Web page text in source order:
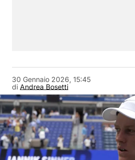
di Andrea Bosetti
30 Gennaio 2026, 15:45